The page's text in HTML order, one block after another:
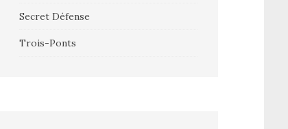
Secret Défense
Trois-Ponts